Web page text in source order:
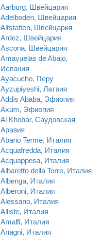
Aarburg, Швейцария
Adelboden, Швейцария
Altstatten, Швейцария
Ardez, Швейцария
Ascona, Швейцария
Amayuelas de Abajo,
Испания
Ayacucho, Перу
Ayzupiyeshi, Латвия
Addis Ababa, Эфиопия
Axum, Эфиопия
Al Khobar, Саудовская
Аравия
Abano Terme, Италия
Acquafredda, Италия
Acquappesa, Италия
Albaretto della Torre, Италия
Albenga, Италия
Alberoni, Италия
Alessano, Италия
Alliste, Италия
Amalfi, Италия
Anagni, Италия